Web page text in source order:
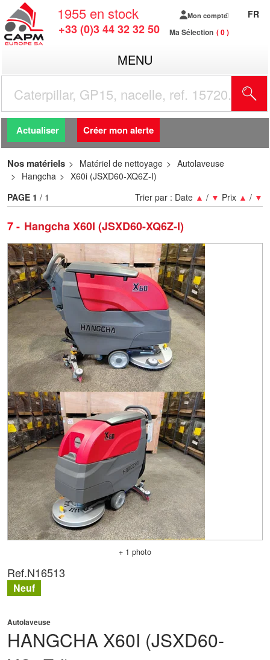
1955 en stock
+33 (0)3 44 32 32 50
Mon compte
Ma Sélection 0
FR
MENU
Actualiser Créer mon alerte
Nos matériels Matériel de nettoyage
Autolaveuse
Hangcha
X60i (JSXD60-XQ6Z-I)
7 Hangcha X60I (JSXD60-XQ6Z-I)
Trier par : Date ▲ / ▼ Prix ▲ / ▼
PAGE 1 / 1
+ 1 photo
HANGCHA X60I (JSXD60-
Autolaveuse
Ref.N16513
Neuf